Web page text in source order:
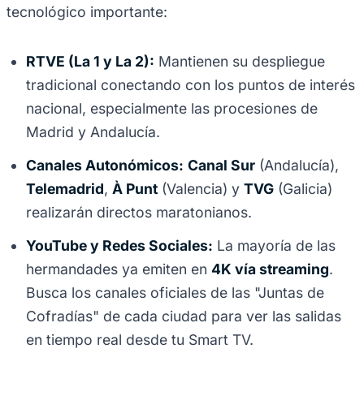
tecnológico importante:
RTVE (La 1 y La 2): Mantienen su despliegue
tradicional conectando con los puntos de interés
nacional, especialmente las procesiones de
Madrid y Andalucía.
Canales Autonómicos: Canal Sur (Andalucía),
Telemadrid, À Punt (Valencia) y TVG (Galicia)
realizarán directos maratonianos.
YouTube y Redes Sociales: La mayoría de las
hermandades ya emiten en 4K vía streaming.
Busca los canales oficiales de las "Juntas de
Cofradías" de cada ciudad para ver las salidas
en tiempo real desde tu Smart TV.